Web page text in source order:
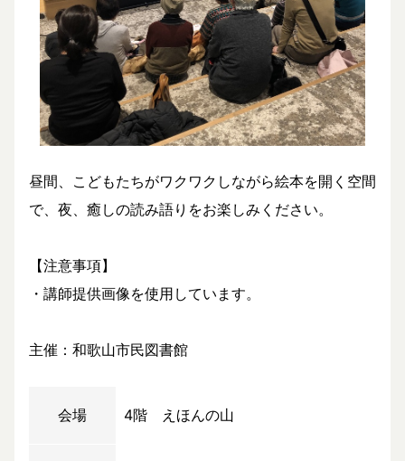
昼間、こどもたちがワクワクしながら絵本を開く空間
で、夜、癒しの読み語りをお楽しみください。
【注意事項】
・講師提供画像を使用しています。
主催：和歌山市民図書館
会場 4階 えほんの山